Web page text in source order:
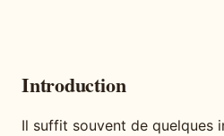
Introduction
Il suffit souvent de quelques